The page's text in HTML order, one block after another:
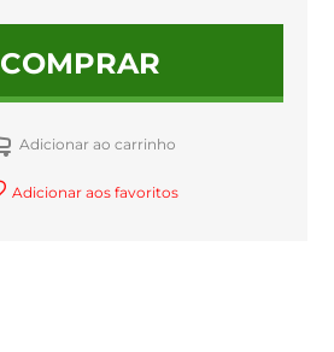
COMPRAR
Adicionar ao carrinho
Adicionar aos favoritos